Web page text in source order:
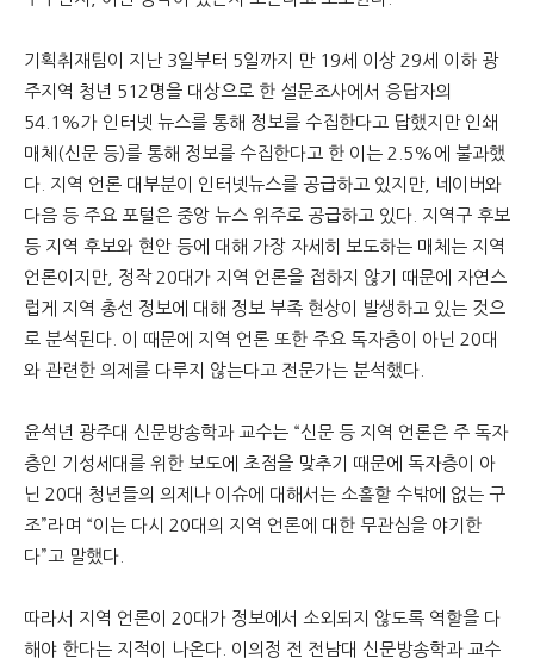
기획취재팀이 지난 3일부터 5일까지 만 19세 이상 29세 이하 광
주지역 청년 512명을 대상으로 한 설문조사에서 응답자의
54.1%가 인터넷 뉴스를 통해 정보를 수집한다고 답했지만 인쇄
매체(신문 등)를 통해 정보를 수집한다고 한 이는 2.5%에 불과했
다. 지역 언론 대부분이 인터넷뉴스를 공급하고 있지만, 네이버와
다음 등 주요 포털은 중앙 뉴스 위주로 공급하고 있다. 지역구 후보
등 지역 후보와 현안 등에 대해 가장 자세히 보도하는 매체는 지역
언론이지만, 정작 20대가 지역 언론을 접하지 않기 때문에 자연스
럽게 지역 총선 정보에 대해 정보 부족 현상이 발생하고 있는 것으
로 분석된다. 이 때문에 지역 언론 또한 주요 독자층이 아닌 20대
와 관련한 의제를 다루지 않는다고 전문가는 분석했다.
윤석년 광주대 신문방송학과 교수는 “신문 등 지역 언론은 주 독자
층인 기성세대를 위한 보도에 초점을 맞추기 때문에 독자층이 아
닌 20대 청년들의 의제나 이슈에 대해서는 소홀할 수밖에 없는 구
조”라며 “이는 다시 20대의 지역 언론에 대한 무관심을 야기한
다”고 말했다.
따라서 지역 언론이 20대가 정보에서 소외되지 않도록 역할을 다
해야 한다는 지적이 나온다. 이의정 전 전남대 신문방송학과 교수